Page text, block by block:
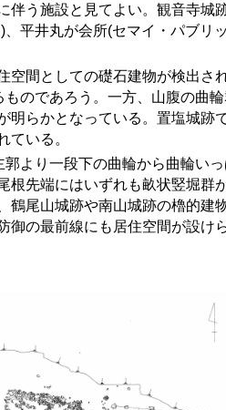
伴う施設と見てよい。観音寺城
平井丸が会所(セマイ・パブリ
間としての礎石建物が検出さ
のであろう。一方、山腹の曲
明らかとなっている。置塩城跡
ている。
より一段下の曲輪から曲輪い
根先端にはいずれも畝状竪堀群
鶴尾山城跡や南山城跡の櫓的建
御の最前線にも居住空間が設け